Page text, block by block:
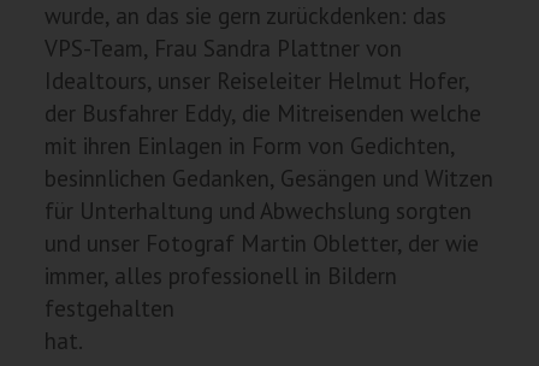
wurde, an das sie gern zurückdenken: das
VPS-Team, Frau Sandra Plattner von
Idealtours, unser Reiseleiter Helmut Hofer,
der Busfahrer Eddy, die Mitreisenden welche
mit ihren Einlagen in Form von Gedichten,
besinnlichen Gedanken, Gesängen und Witzen
für Unterhaltung und Abwechslung sorgten
und unser Fotograf Martin Obletter, der wie
immer, alles professionell in Bildern
festgehalten
hat.